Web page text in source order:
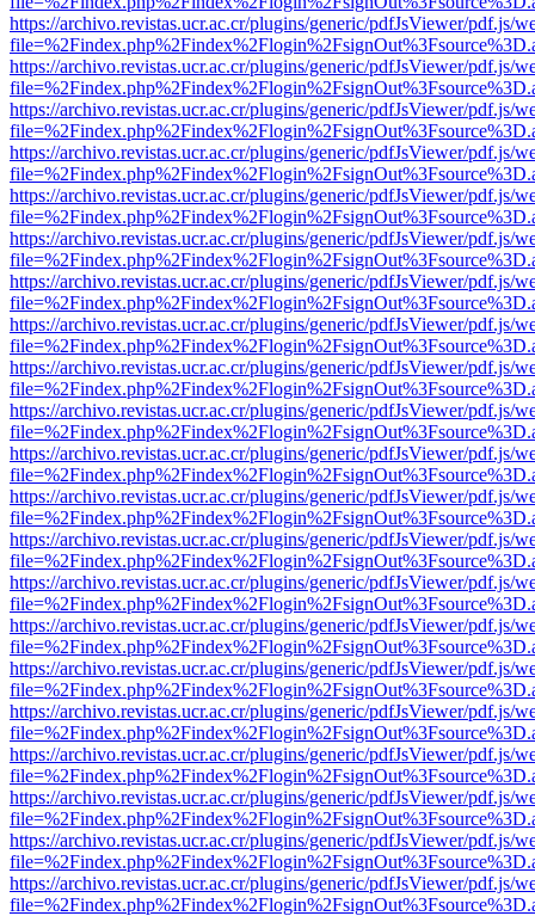
https://archivo.revistas.ucr.ac.cr/plugins/generic/pdfJsViewer/pdf.js/
https://archivo.revistas.ucr.ac.cr/plugins/generic/pdfJsViewer/pdf.js/
https://archivo.revistas.ucr.ac.cr/plugins/generic/pdfJsViewer/pdf.js/
https://archivo.revistas.ucr.ac.cr/plugins/generic/pdfJsViewer/pdf.js/
https://archivo.revistas.ucr.ac.cr/plugins/generic/pdfJsViewer/pdf.js/
https://archivo.revistas.ucr.ac.cr/plugins/generic/pdfJsViewer/pdf.js/
https://archivo.revistas.ucr.ac.cr/plugins/generic/pdfJsViewer/pdf.js/
https://archivo.revistas.ucr.ac.cr/plugins/generic/pdfJsViewer/pdf.js/
https://archivo.revistas.ucr.ac.cr/plugins/generic/pdfJsViewer/pdf.js/
https://archivo.revistas.ucr.ac.cr/plugins/generic/pdfJsViewer/pdf.js/
https://archivo.revistas.ucr.ac.cr/plugins/generic/pdfJsViewer/pdf.js/
https://archivo.revistas.ucr.ac.cr/plugins/generic/pdfJsViewer/pdf.js/
https://archivo.revistas.ucr.ac.cr/plugins/generic/pdfJsViewer/pdf.js/
https://archivo.revistas.ucr.ac.cr/plugins/generic/pdfJsViewer/pdf.js/
https://archivo.revistas.ucr.ac.cr/plugins/generic/pdfJsViewer/pdf.js/
https://archivo.revistas.ucr.ac.cr/plugins/generic/pdfJsViewer/pdf.js/
https://archivo.revistas.ucr.ac.cr/plugins/generic/pdfJsViewer/pdf.js/
https://archivo.revistas.ucr.ac.cr/plugins/generic/pdfJsViewer/pdf.js/
https://archivo.revistas.ucr.ac.cr/plugins/generic/pdfJsViewer/pdf.js/
https://archivo.revistas.ucr.ac.cr/plugins/generic/pdfJsViewer/pdf.js/
https://archivo.revistas.ucr.ac.cr/plugins/generic/pdfJsViewer/pdf.js/